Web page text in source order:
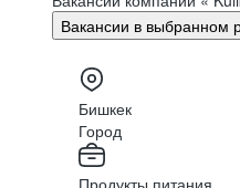
Вакансии в выбранном
Бишкек
Город
Продукты питания